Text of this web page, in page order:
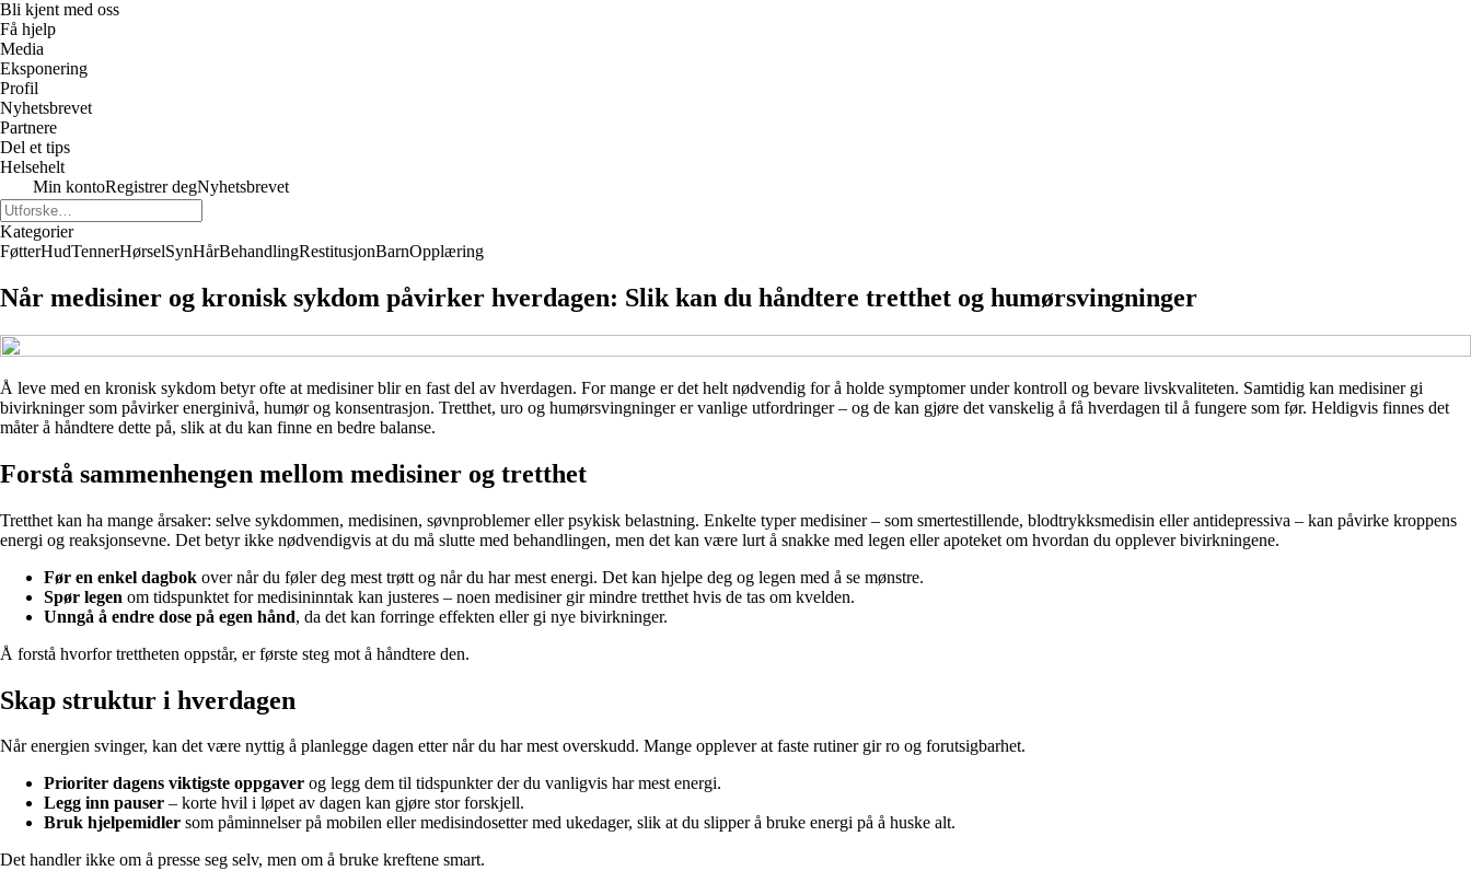
Bli kjent med oss
Få hjelp
Media
Eksponering
Profil
Nyhetsbrevet
Partnere
Del et tips
Helsehelt
Min kontoRegistrer degNyhetsbrevet
Kategorier
FøtterHudTennerHørselSynHårBehandlingRestitusjonBarnOpplæring
Når medisiner og kronisk sykdom påvirker hverdagen: Slik kan du håndtere tretthet og humørsvingninger
Å leve med en kronisk sykdom betyr ofte at medisiner blir en fast del av hverdagen. For mange er det helt nødvendig for å holde symptomer under kontroll og bevare livskvaliteten. Samtidig kan medisiner gi
bivirkninger som påvirker energinivå, humør og konsentrasjon. Tretthet, uro og humørsvingninger er vanlige utfordringer – og de kan gjøre det vanskelig å få hverdagen til å fungere som før. Heldigvis finnes det
måter å håndtere dette på, slik at du kan finne en bedre balanse.
Forstå sammenhengen mellom medisiner og tretthet
Tretthet kan ha mange årsaker: selve sykdommen, medisinen, søvnproblemer eller psykisk belastning. Enkelte typer medisiner – som smertestillende, blodtrykksmedisin eller antidepressiva – kan påvirke kroppens
energi og reaksjonsevne. Det betyr ikke nødvendigvis at du må slutte med behandlingen, men det kan være lurt å snakke med legen eller apoteket om hvordan du opplever bivirkningene.
Før en enkel dagbok over når du føler deg mest trøtt og når du har mest energi. Det kan hjelpe deg og legen med å se mønstre.
Spør legen om tidspunktet for medisininntak kan justeres – noen medisiner gir mindre tretthet hvis de tas om kvelden.
Unngå å endre dose på egen hånd, da det kan forringe effekten eller gi nye bivirkninger.
Å forstå hvorfor trettheten oppstår, er første steg mot å håndtere den.
Skap struktur i hverdagen
Når energien svinger, kan det være nyttig å planlegge dagen etter når du har mest overskudd. Mange opplever at faste rutiner gir ro og forutsigbarhet.
Prioriter dagens viktigste oppgaver og legg dem til tidspunkter der du vanligvis har mest energi.
Legg inn pauser – korte hvil i løpet av dagen kan gjøre stor forskjell.
Bruk hjelpemidler som påminnelser på mobilen eller medisindosetter med ukedager, slik at du slipper å bruke energi på å huske alt.
Det handler ikke om å presse seg selv, men om å bruke kreftene smart.